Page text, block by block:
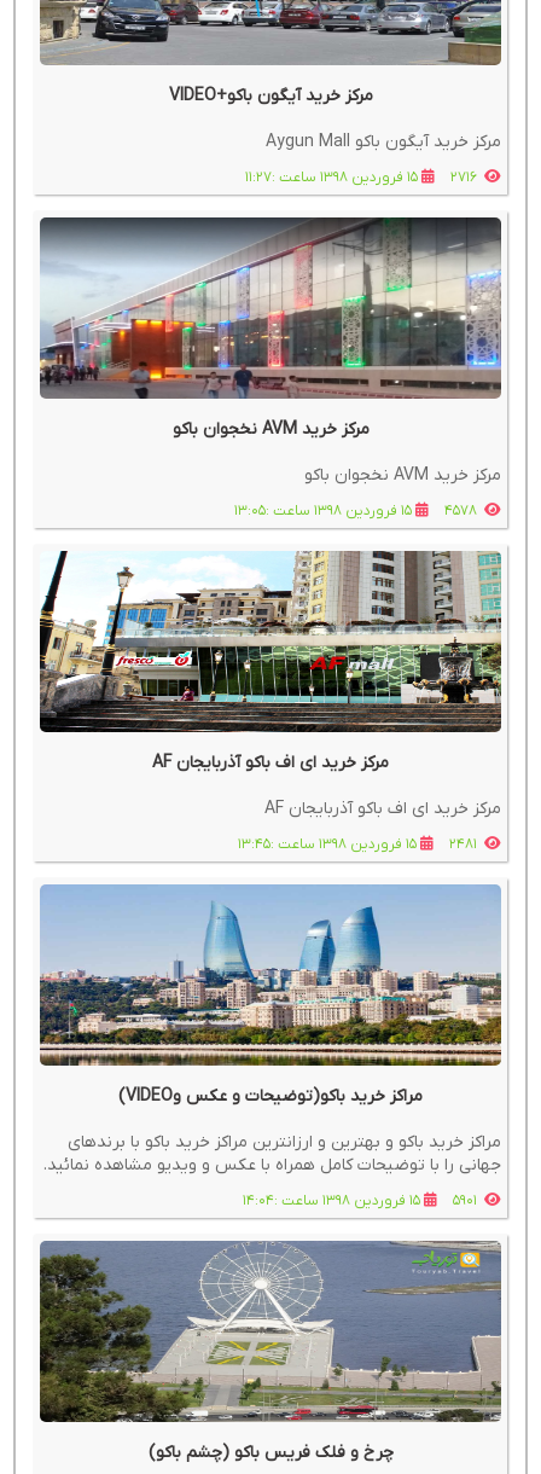
مرکز خرید آیگون باکو+VIDEO
مرکز خرید آیگون باکو Aygun Mall
2716 15 فروردین 1398 ساعت :11:27
مرکز خرید AVM نخجوان باکو
مرکز خرید AVM نخجوان باکو
4578 15 فروردین 1398 ساعت :13:05
مرکز خرید ای اف باکو آذربایجان AF
مرکز خرید ای اف باکو آذربایجان AF
2481 15 فروردین 1398 ساعت :13:45
مراکز خرید باکو(توضیحات و عکس وVIDEO)
مراکز خرید باکو و بهترین و ارزانترین مراکز خرید باکو با برندهای
جهانی را با توضیحات کامل همراه با عکس و ویدیو مشاهده نمائید.
5901 15 فروردین 1398 ساعت :14:04
چرخ و فلک فریس باکو (چشم باکو)